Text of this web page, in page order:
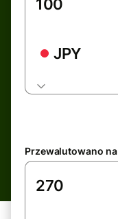
JPY
Przewalutowano na